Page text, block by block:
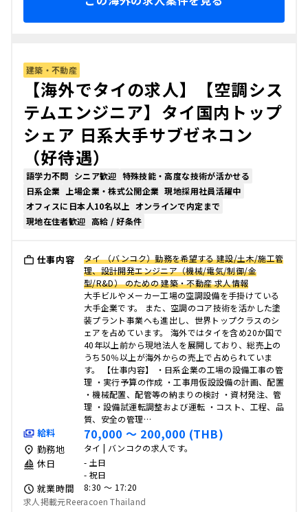
建築・不動産
【海外でタイの求人】【空調シス
テムエンジニア】タイ国内トップ
シェア 日系大手サブゼネコン
（好待遇）
語学力不問 シニア歓迎 特殊技能・高度な技術が活かせる
日系企業
上場企業・株式公開企業 現地採用社員活躍中
オフィスに日本人10名以上 オンラインで内定まで
現地在住者歓迎 高給 / 好条件
仕事内容
タイ （バンコク）勤務を希望する 建設/土木/施工管
理、設計開発エンジニア（機械/電気/制御/金
型/R&D） のための 建築・不動産 求人情報
大手ビルやメーカー工場の空調設備を手掛けている
大手企業です。 また、空調のコア技術を活かした塗
装プラント事業へも進出し、世界トップクラスのシ
ェアを占めています。 海外ではタイを含め20か国で
40年以上前から現地法人を展開しており、総売上の
うち50％以上が海外からの売上で占められていま
す。 【仕事内容】 ・日系企業の工場の設備工事の管
理 ・実行予算の作成 ・工事用仮設設備の計画、配置
・機械配置、配管等の納まりの検討 ・資材発注、管
理 ・設備試運転調整および運転 ・コスト、工程、品
質、安全の管理…
給料 70,000 〜 200,000 (THB)
勤務地 タイ | バンコクの求人です。
休日
- 土日
- 祝日
就業時間
8:30 〜 17:20
求人掲載元Reeracoen Thailand